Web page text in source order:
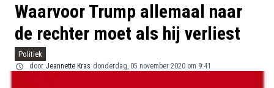
Waarvoor Trump allemaal naar
de rechter moet als hij verliest
Politiek
door Jeannette Kras donderdag, 05 november 2020 om 9:41